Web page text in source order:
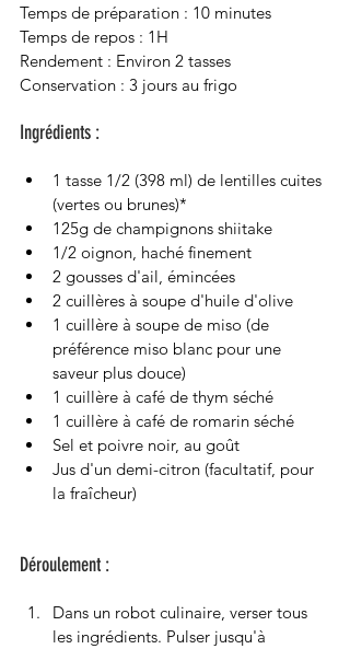
Temps de préparation : 10 minutes
Temps de repos : 1H
Rendement : Environ 2 tasses
Conservation : 3 jours au frigo
Ingrédients :
1 tasse 1/2 (398 ml) de lentilles cuites
(vertes ou brunes)*
125g de champignons shiitake
1/2 oignon, haché finement
2 gousses d'ail, émincées
2 cuillères à soupe d'huile d'olive
1 cuillère à soupe de miso (de
préférence miso blanc pour une
saveur plus douce)
1 cuillère à café de thym séché
1 cuillère à café de romarin séché
Sel et poivre noir, au goût
Jus d'un demi-citron (facultatif, pour
la fraîcheur)
Déroulement :
Dans un robot culinaire, verser tous
les ingrédients. Pulser jusqu'à